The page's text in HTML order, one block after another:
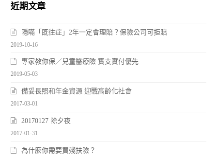
近期文章
隱瞞「既往症」2年一定會理賠？保險公司可拒賠
2019-10-16
專家教你保／兒童醫療險 實支實付優先
2019-05-03
備妥長照和年金資源 迎戰高齡化社會
2017-03-01
20170127 除夕夜
2017-01-31
為什麼你需要買殘扶險？